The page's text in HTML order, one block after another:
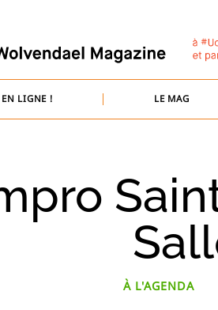
LIGNE ! LE MAG
À L'AGENDA